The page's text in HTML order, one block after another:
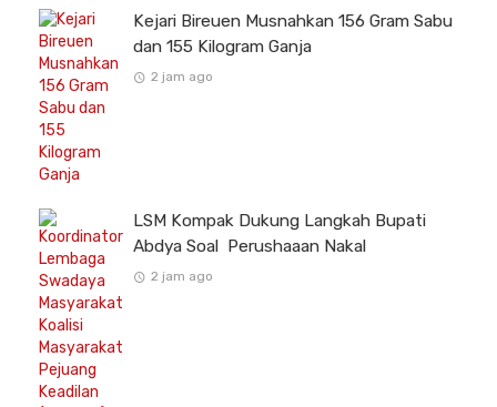
Kejari Bireuen Musnahkan 156 Gram Sabu
dan 155 Kilogram Ganja
2 jam ago
LSM Kompak Dukung Langkah Bupati
Abdya Soal Perushaaan Nakal
2 jam ago